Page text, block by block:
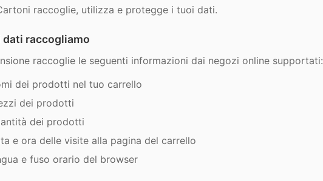
raccoglie, utilizza e protegge i tuoi dati.
dati raccogliamo
raccoglie le seguenti informazioni dai negozi online supportati:
dei prodotti nel tuo carrello
dei prodotti
dei prodotti
e ora delle visite alla pagina del carrello
e fuso orario del browser